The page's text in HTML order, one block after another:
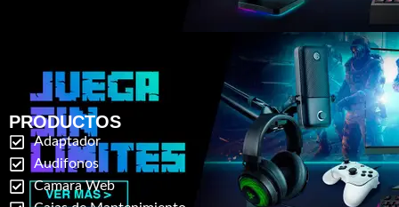
PRODUCTOS
Adaptador
Audifonos
Camara Web